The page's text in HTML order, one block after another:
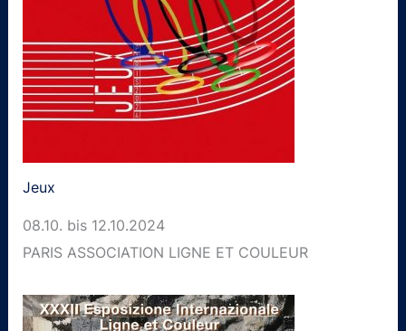
Jeux
08.10. bis 12.10.2024
PARIS ASSOCIATION LIGNE ET COULEUR